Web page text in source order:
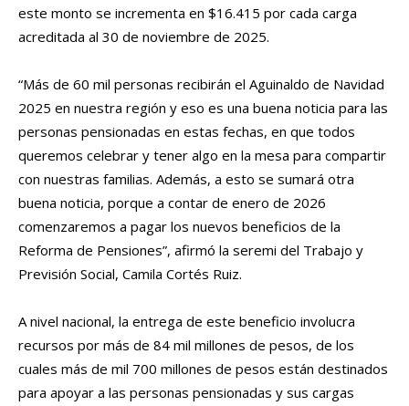
este monto se incrementa en $16.415 por cada carga
acreditada al 30 de noviembre de 2025.
“Más de 60 mil personas recibirán el Aguinaldo de Navidad
2025 en nuestra región y eso es una buena noticia para las
personas pensionadas en estas fechas, en que todos
queremos celebrar y tener algo en la mesa para compartir
con nuestras familias. Además, a esto se sumará otra
buena noticia, porque a contar de enero de 2026
comenzaremos a pagar los nuevos beneficios de la
Reforma de Pensiones”, afirmó la seremi del Trabajo y
Previsión Social, Camila Cortés Ruiz.
A nivel nacional, la entrega de este beneficio involucra
recursos por más de 84 mil millones de pesos, de los
cuales más de mil 700 millones de pesos están destinados
para apoyar a las personas pensionadas y sus cargas